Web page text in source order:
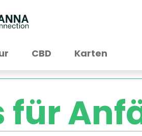
CBD Karten
für